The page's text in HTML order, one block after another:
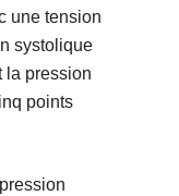
une tension
systolique
la pression
points